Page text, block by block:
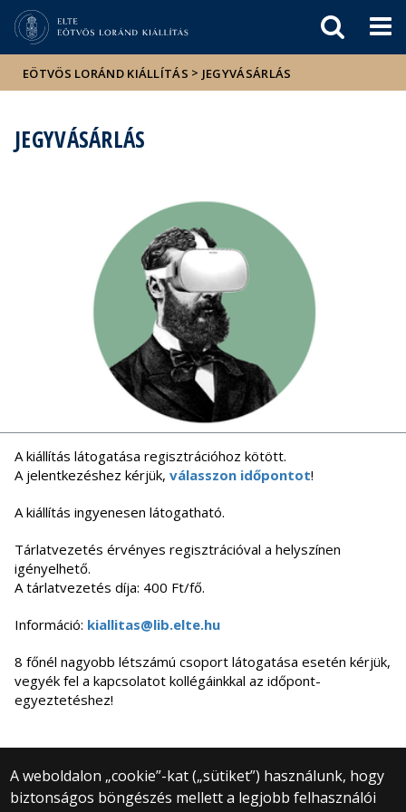
sajtóban
EÖTVÖS LORÁND KIÁLLÍTÁS > JEGYVÁSÁRLÁS
JEGYVÁSÁRLÁS
A kiállítás látogatása regisztrációhoz kötött.
A jelentkezéshez kérjük, válasszon időpontot!
A kiállítás ingyenesen látogatható.
Tárlatvezetés érvényes regisztrációval a helyszínen
igényelhető.
A tárlatvezetés díja: 400 Ft/fő.
Információ: kiallitas@lib.elte.hu
8 főnél nagyobb létszámú csoport látogatása esetén kérjük,
vegyék fel a kapcsolatot kollégáinkkal az időpont-
egyeztetéshez!
A weboldalon „cookie”-kat („sütiket”) használunk, hogy
biztonságos böngészés mellett a legjobb felhasználói
© 2025 Eötvös Loránd Tudományegyetem